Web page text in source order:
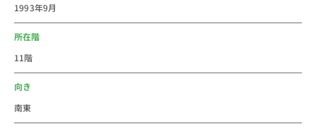
区です。様々なジャンルのお店が集まっています。ま
た、駅周辺には「川崎市役所」や「川崎区役所」といっ
ーに富士通の本社があります。南武線沿線に多くの富士
1993年9月
所在階
11階
向き
南東